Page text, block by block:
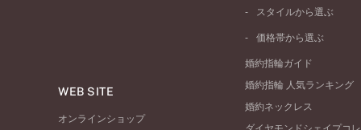
WEB SITE
オンラインショップ
ペールブラウンゴール
V字ライン
ソリテール
ダブルサイドメレ
ラインメレ
スタイルから選ぶ
シンプル
モード
エレガント
ゴージャス
価格帯から選ぶ
50万円台～
20万円台～
婚約指輪ガイド
婚約指輪 人気ランキング
婚約ネックレス